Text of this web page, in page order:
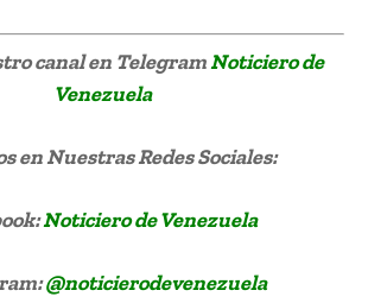
canal en TelegramNoticiero de
Venezuela
en Nuestras Redes Sociales:
Noticiero de Venezuela
@noticierodevenezuela